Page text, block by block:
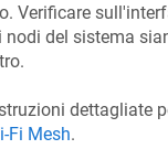
Verificare
nodi del sistema
dettagliate
Fi Mesh.